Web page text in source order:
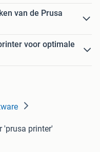
van de Prusa
voor optimale
'prusa printer'